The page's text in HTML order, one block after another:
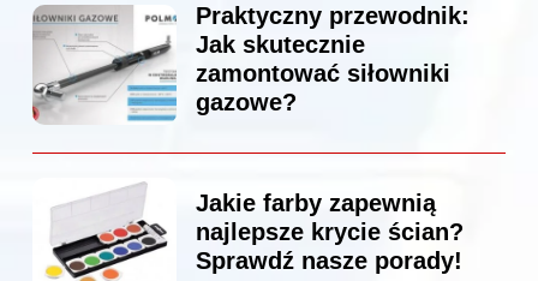
Praktyczny przewodnik:
Jak skutecznie
zamontować siłowniki
gazowe?
Jakie farby zapewnią
najlepsze krycie ścian?
Sprawdź nasze porady!